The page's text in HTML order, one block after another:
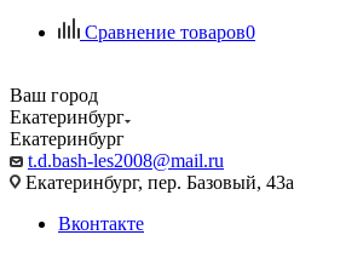
Сравнение товаров0
Ваш город
Екатеринбург
Екатеринбург
t.d.bash-les2008@mail.ru
Екатеринбург, пер. Базовый, 43а
Вконтакте